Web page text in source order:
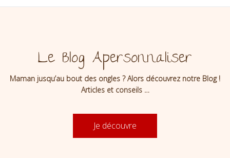
Le Blog Apersonnaliser
Maman jusqu’au bout des ongles ? Alors découvrez notre Blog !
Articles et conseils …
Je découvre